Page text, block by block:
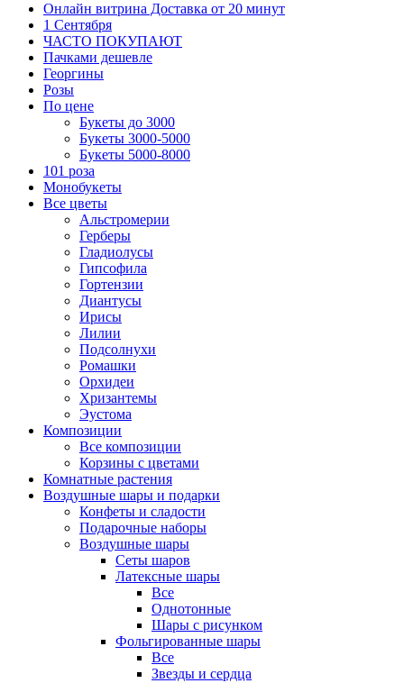
Онлайн витрина Доставка от 20 минут
1 Сентября
ЧАСТО ПОКУПАЮТ
Пачками дешевле
Георгины
Розы
По цене
Букеты до 3000
Букеты 3000-5000
Букеты 5000-8000
101 роза
Монобукеты
Все цветы
Альстромерии
Герберы
Гладиолусы
Гипсофила
Гортензии
Диантусы
Ирисы
Лилии
Подсолнухи
Ромашки
Орхидеи
Хризантемы
Эустома
Композиции
Все композиции
Корзины с цветами
Комнатные растения
Воздушные шары и подарки
Конфеты и сладости
Подарочные наборы
Воздушные шары
Сеты шаров
Латексные шары
Все
Однотонные
Шары с рисунком
Фольгированные шары
Все
Звезды и сердца